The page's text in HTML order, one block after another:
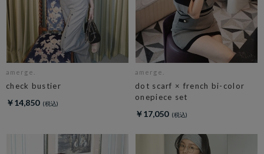
amerge.
check bustier
￥14,850
amerge.
dot scarf × french bi-color
onepiece set
￥17,050